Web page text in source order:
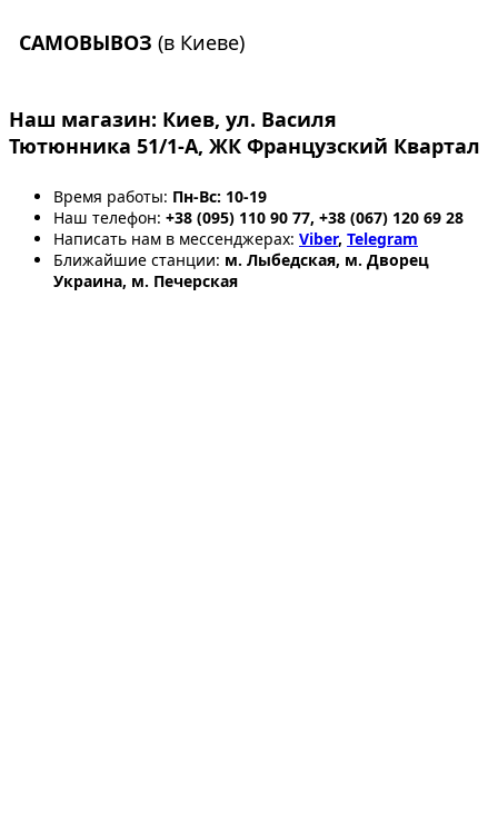
САМОВЫВОЗ (в Киеве)
Наш магазин: Киев, ул. Василя
Тютюнника 51/1-А, ЖК Французский Квартал
Время работы: Пн-Вс: 10-19
Наш телефон: +38 (095) 110 90 77, +38 (067) 120 69 28
Написать нам в мессенджерах: Viber, Telegram
Ближайшие станции: м. Лыбедская, м. Дворец
Украина, м. Печерская